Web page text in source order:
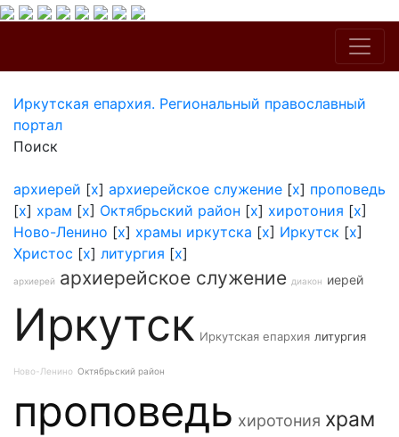
Иркутская епархия. Региональный православный
портал
Поиск
архиерей [x] архиерейское служение [x] проповедь
[x] храм [x] Октябрьский район [x] хиротония [x]
Ново-Ленино [x] храмы иркутска [x] Иркутск [x]
Христос [x] литургия [x]
архиерей архиерейское служение диакон иерей
Иркутск Иркутская епархия литургия
Ново-Ленино Октябрьский район
проповедь хиротония храм